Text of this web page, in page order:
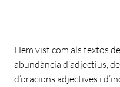
Hem vist com als textos
abundància d’adjectius,
d’oracions adjectives i